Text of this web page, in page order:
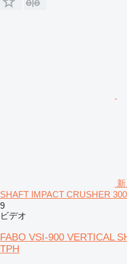
SHAFT IMPACT CRUSHER
9
ビデオ
FABO VSI-900 VERTICAL
TPH